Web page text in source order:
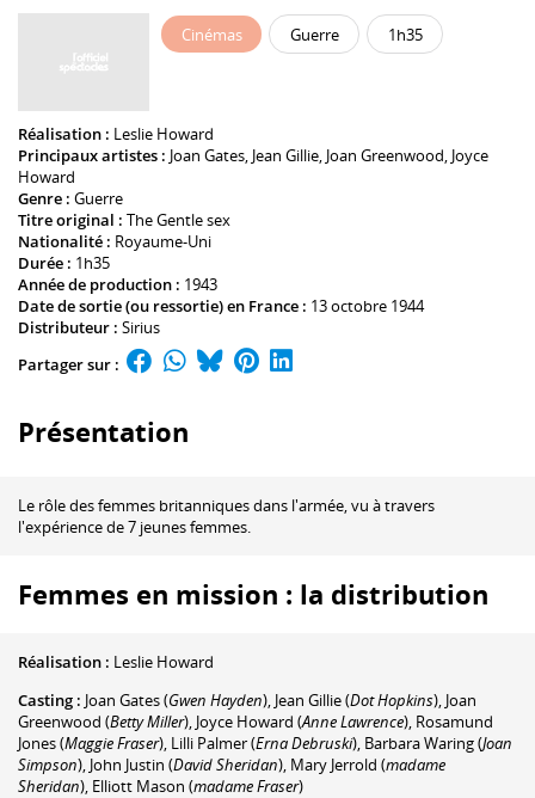
Cinémas Guerre 1h35
Réalisation : Leslie Howard
Principaux artistes : Joan Gates, Jean Gillie, Joan Greenwood, Joyce
Howard
Genre : Guerre
Titre original : The Gentle sex
Nationalité : Royaume-Uni
Durée : 1h35
Année de production : 1943
Date de sortie (ou ressortie) en France : 13 octobre 1944
Distributeur : Sirius
Partager sur :
Présentation
Le rôle des femmes britanniques dans l'armée, vu à travers
l'expérience de 7 jeunes femmes.
Femmes en mission : la distribution
Réalisation : Leslie Howard
Casting : Joan Gates(Gwen Hayden), Jean Gillie(Dot Hopkins), Joan
Greenwood (Betty Miller), Joyce Howard (Anne Lawrence), Rosamund
Jones(Maggie Fraser), Lilli Palmer(Erna Debruski), Barbara Waring(Joan
Simpson), John Justin (David Sheridan), Mary Jerrold (madame
Sheridan), Elliott Mason (madame Fraser)